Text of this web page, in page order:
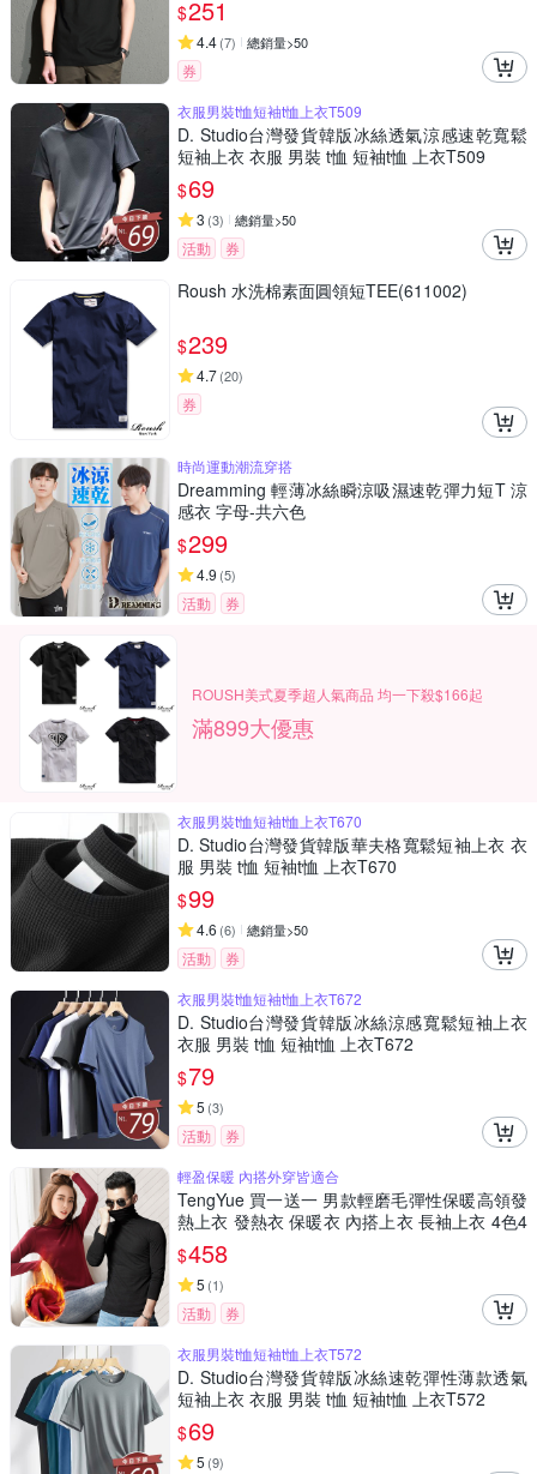
$251
4.4(7) 總銷量>50
券
衣服男裝t恤短袖t恤上衣T509
D. Studio台灣發貨韓版冰絲透氣涼感速乾寬鬆
短袖上衣 衣服 男裝 t恤 短袖t恤 上衣T509
$69
3 (3) 總銷量>50
活動 券
Roush 水洗棉素面圓領短TEE(611002)
$239
4.7(20)
券
時尚運動潮流穿搭
Dreamming 輕薄冰絲瞬涼吸濕速乾彈力短T 涼
感衣 字母-共六色
$299
4.9 (5)
活動 券
ROUSH美式夏季超人氣商品 均一下殺$166起
滿899大優惠
衣服男裝t恤短袖t恤上衣T670
D. Studio台灣發貨韓版華夫格寬鬆短袖上衣 衣
服 男裝 t恤 短袖t恤 上衣T670
$99
4.6 (6) 總銷量>50
活動
券
衣服男裝t恤短袖t恤上衣T672
D. Studio台灣發貨韓版冰絲涼感寬鬆短袖上衣
衣服 男裝 t恤 短袖t恤 上衣T672
$79
5 (3)
活動
券
輕盈保暖 內搭外穿皆適合
TengYue 買一送一 男款輕磨毛彈性保暖高領發
熱上衣 發熱衣 保暖衣 內搭上衣 長袖上衣 4色4
尺寸
$458
5 (1)
活動
券
衣服男裝t恤短袖t恤上衣T572
D. Studio台灣發貨韓版冰絲速乾彈性薄款透氣
短袖上衣 衣服 男裝 t恤 短袖t恤 上衣T572
$69
5 (9)